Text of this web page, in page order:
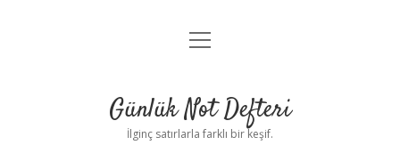
Anasayfa
Yasal Uyarı
menüyü
Günlük Not Defteri
İlginç satırlarla farklı bir keşif.